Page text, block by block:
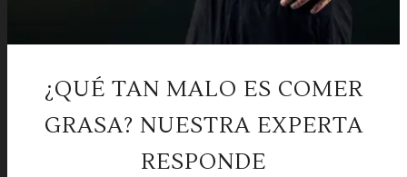
¿QUÉ TAN MALO ES COMER
GRASA? NUESTRA EXPERTA
RESPONDE